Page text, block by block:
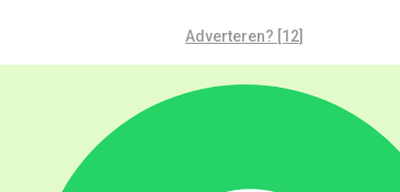
Adverteren? [12]